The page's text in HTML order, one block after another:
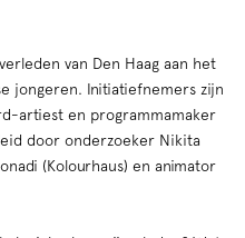
van Den Haag aan het
jongeren. Initiatiefnemers zijn
artiest en programmamaker
door onderzoeker Nikita
(Kolourhaus) en animator